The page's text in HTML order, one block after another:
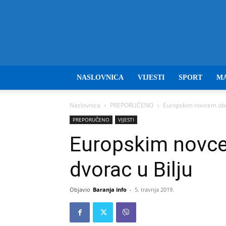
NASLOVNICA VIJESTI SPORT
Naslovnica PREPORUČENO Europskim novcem
PREPORUČENO VIJESTI
Europskim
dvorac u Bilju
Objavio Baranja info - 5. travnja 2019.